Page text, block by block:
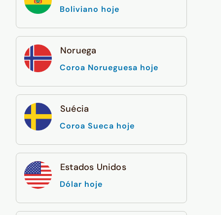
Boliviano hoje
Noruega
Coroa Norueguesa hoje
Suécia
Coroa Sueca hoje
Estados Unidos
Dólar hoje